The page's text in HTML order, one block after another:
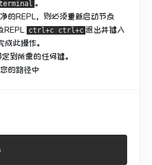
。
的REPL，则必须重新启动节点
REPL ctrl+c ctrl+c 退出并键入
成此操作。
到所需的任何键。
的路径中